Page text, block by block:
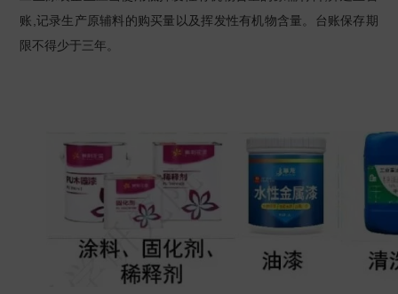
账,记录生产原辅料的购买量以及挥发性有机物含量。台账保存期
限不得少于三年。